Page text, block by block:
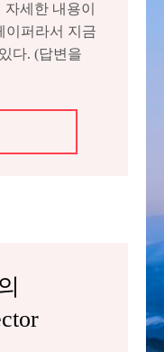
세한 내용이
이퍼라서 지금
다. (답변을